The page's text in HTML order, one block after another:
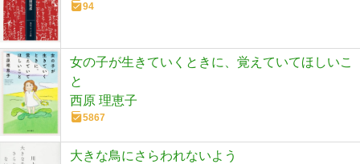
94
女の子が生きていくときに、覚えていてほしいこ
と
西原 理恵子
5867
大きな鳥にさらわれないよう